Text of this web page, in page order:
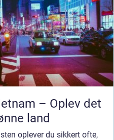
– Oplev det
land
oplever du sikkert ofte,